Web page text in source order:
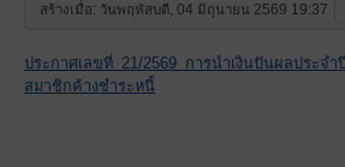
สร้างเมื่อ: วันพฤหัสบดี, 04 มิถุนายน 2569 19:37
ประกาศเลขที่ 21/2569 การนำเงินปันผลประ
สมาชิกค้างชำระหนี้